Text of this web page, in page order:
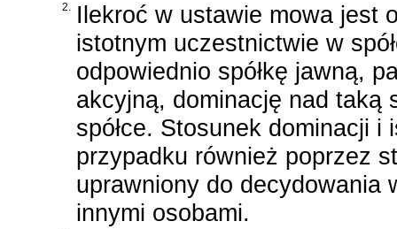
2. Ilekroć w ustawie mowa jest
istotnym uczestnictwie w
odpowiednio spółkę jawną,
akcyjną, dominację nad taką
spółce. Stosunek dominacji
przypadku również poprzez
uprawniony do decydowania
innymi osobami.